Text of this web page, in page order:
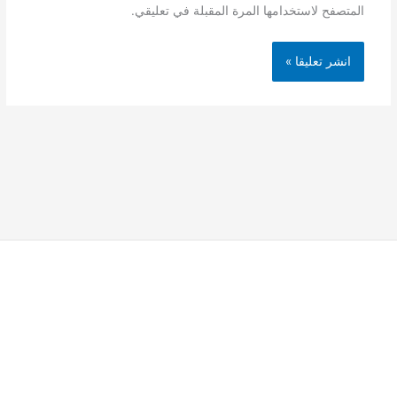
المتصفح لاستخدامها المرة المقبلة في تعليقي.